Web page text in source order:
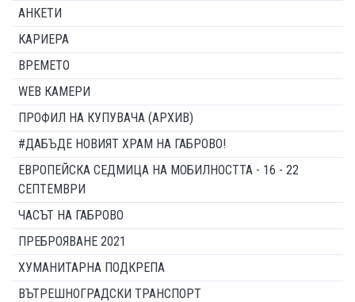
АНКЕТИ
КАРИЕРА
ВРЕМЕТО
WEB КАМЕРИ
ПРОФИЛ НА КУПУВАЧА (АРХИВ)
#ДАБЪДЕ НОВИЯТ ХРАМ НА ГАБРОВО!
ЕВРОПЕЙСКА СЕДМИЦА НА МОБИЛНОСТТА - 16 - 22
СЕПТЕМВРИ
ЧАСЪТ НА ГАБРОВО
ПРЕБРОЯВАНЕ 2021
ХУМАНИТАРНА ПОДКРЕПА
ВЪТРЕШНОГРАДСКИ ТРАНСПОРТ